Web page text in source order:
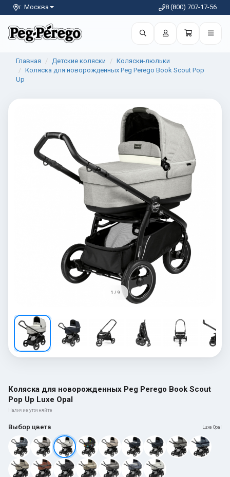
г. Москва 8 (800) 707-17-56
Главная Детские коляски
Коляски-люльки
Коляска для новорожденных Peg Perego Book Scout Pop
Up
1 / 9
Коляска для новорожденных Peg Perego Book Scout
Pop Up Luxe Opal
Наличие уточняйте
Выбор цвета Luxe Opal